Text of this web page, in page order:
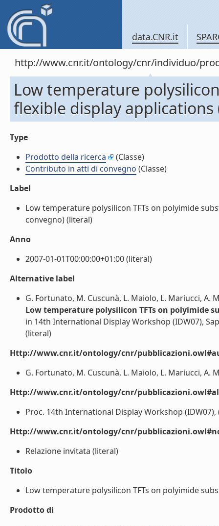
data.CNR.it
http://www.cnr.it/ontology/cnr/individuo/
Low temperature
flexible display
Type
Prodotto della ricerca
(Classe)
Contributo in atti di convegno (Classe)
Label
Low temperature polysilicon TFTs on polyimide
convegno) (literal)
Anno
2007-01-01T00:00:00+01:00 (literal)
Alternative label
G. Fortunato, M. Cuscunà, L. Maiolo, L. Mariucci, A.
Low temperature polysilicon TFTs on polyimide
in 14th International Display Workshop (IDW07),
(literal)
Http://www.cnr.it/ontology/cnr/
G. Fortunato, M. Cuscunà, L. Maiolo, L. Mariucci, A.
Http://www.cnr.it/ontology/cnr/
Proc. 14th International Display Workshop
Http://www.cnr.it/ontology/cnr/
Relazione invitata (literal)
Titolo
Low temperature polysilicon TFTs on polyimide
Prodotto di